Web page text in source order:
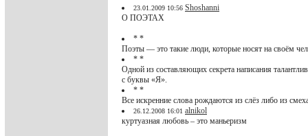
23.01.2009 10:56 Shoshanni
О ПОЭТАХ
* *
Поэты — это такие люди, которые носят на своём
* *
Одной из составляющих секрета написания
с буквы «Я».
* *
Все искренние слова рождаются из слёз либо из
26.12.2008 16:01 alnikol
куртуазная любовь – это маньеризм